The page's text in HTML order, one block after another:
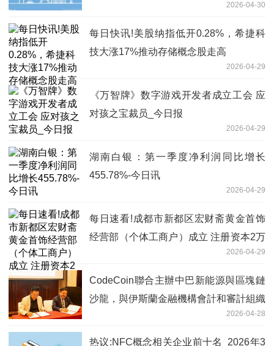
2026-04-30
每日快讯!美股纳指低开0.28%，希捷科
技大涨17%推动存储概念股走高
2026-04-29
‌《万智牌》数字游戏开发者成立工会 应
对孩之宝裁员_今日报
2026-04-29
湖南白银：第一季度净利润同比增长
455.78%-今日讯
2026-04-29
每日速看!成都市新都区宏财斋黄金首饰
经营部（个体工商户）成立 注册资本2万
2026-04-29
CodeCoin聯合主辦中巴新能源與區塊鏈
沙龍，與伊斯蘭金融機構會計和審計組織
2026-04-28
热议:NFC概念相关企业前十名_2026年3